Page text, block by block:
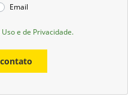
Email
e de Privacidade.